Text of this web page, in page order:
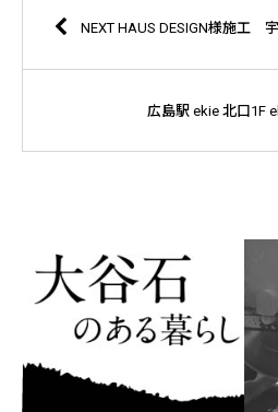
NEXT HAUS DESIGN様施工
広島駅 ekie 北口1F